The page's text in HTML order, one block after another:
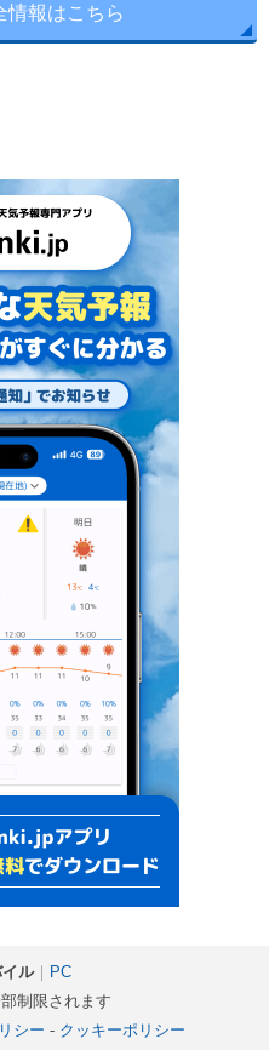
情報はこちら
ル｜ PC
制限されます
シー - クッキーポリシー